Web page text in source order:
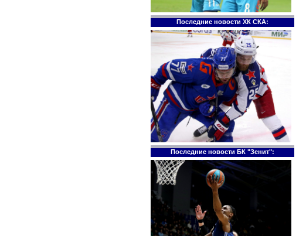
Последние новости ХК СКА:
Последние новости БК "Зенит":